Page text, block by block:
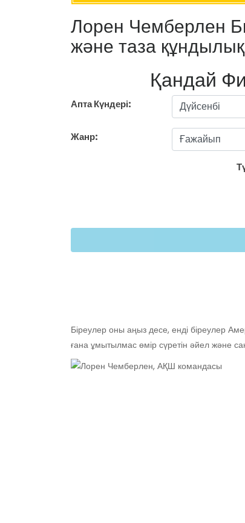
Лорен Чемберлен
және таза құндылық
Қандай
Апта Күндері:
Жанр:
Біреулер оны аңыз десе, енді біреулер
ғана ұмытылмас өмір сүретін әйел және